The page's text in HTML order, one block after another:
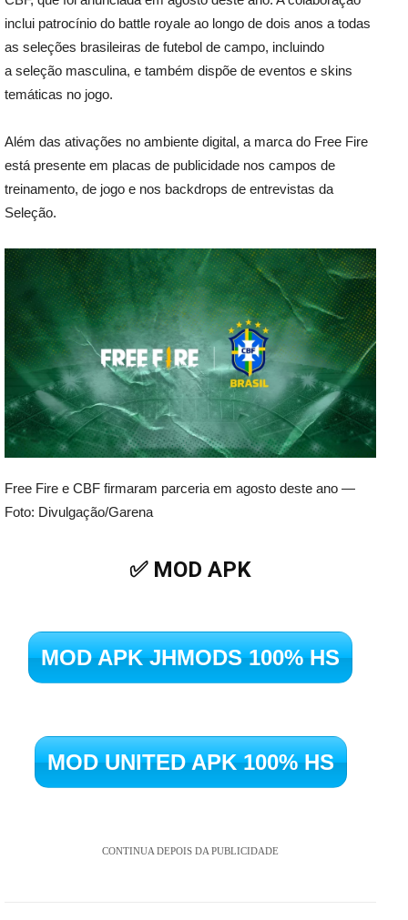
inclui patrocínio do battle royale ao longo de dois anos a todas
as seleções brasileiras de futebol de campo, incluindo
a seleção masculina, e também dispõe de eventos e skins
temáticas no jogo.
Além das ativações no ambiente digital, a marca do Free Fire
está presente em placas de publicidade nos campos de
treinamento, de jogo e nos backdrops de entrevistas da
Seleção.
Free Fire e CBF firmaram parceria em agosto deste ano —
Foto: Divulgação/Garena
✅ MOD APK
MOD APK JHMODS 100% HS
MOD UNITED APK 100% HS
CONTINUA DEPOIS DA PUBLICIDADE